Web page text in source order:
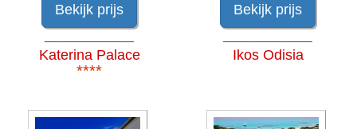
Bekijk prijs Bekijk prijs
Katerina Palace
****
Ikos Odisia